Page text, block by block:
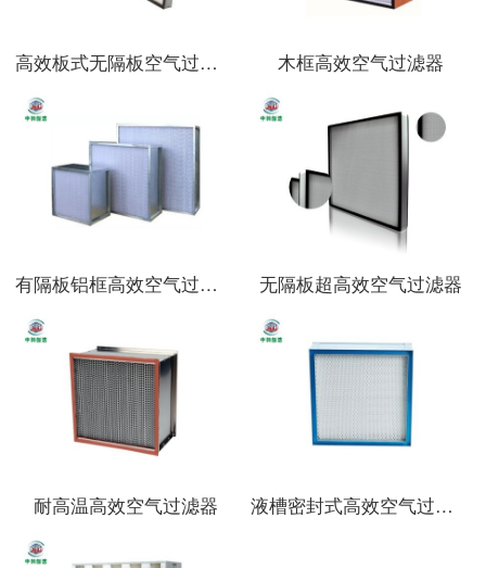
高效板式无隔板空气过滤器 木框高效空气过滤器
有隔板铝框高效空气过滤器 无隔板超高效空气过滤器
耐高温高效空气过滤器 液槽密封式高效空气过滤器